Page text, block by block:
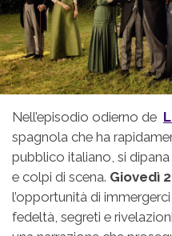
Nell’episodio odierno de
spagnola che ha
pubblico italiano, si
e colpi di scena. Giovedì
l’opportunità di
fedeltà, segreti e